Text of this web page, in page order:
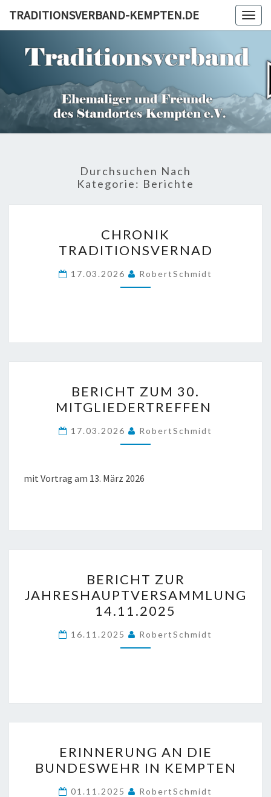
TRADITIONSVERBAND-KEMPTEN.DE
Durchsuchen Nach
Kategorie: Berichte
TRADITIONSVERNAD
CHRONIK
TRADITIONSVERNAD
17.03.2026 RobertSchmidt
ZUM
30.
MITGLIEDERTREFFEN
BERICHT ZUM 30.
MITGLIEDERTREFFEN
17.03.2026 RobertSchmidt
mit Vortrag am 13. März 2026
ZUR
14.11.2025
BERICHT ZUR
JAHRESHAUPTVERSAMMLUNG
14.11.2025
16.11.2025 RobertSchmidt
AN
DIE
BUNDESWEHR
ERINNERUNG AN DIE
BUNDESWEHR IN KEMPTEN
01.11.2025 RobertSchmidt